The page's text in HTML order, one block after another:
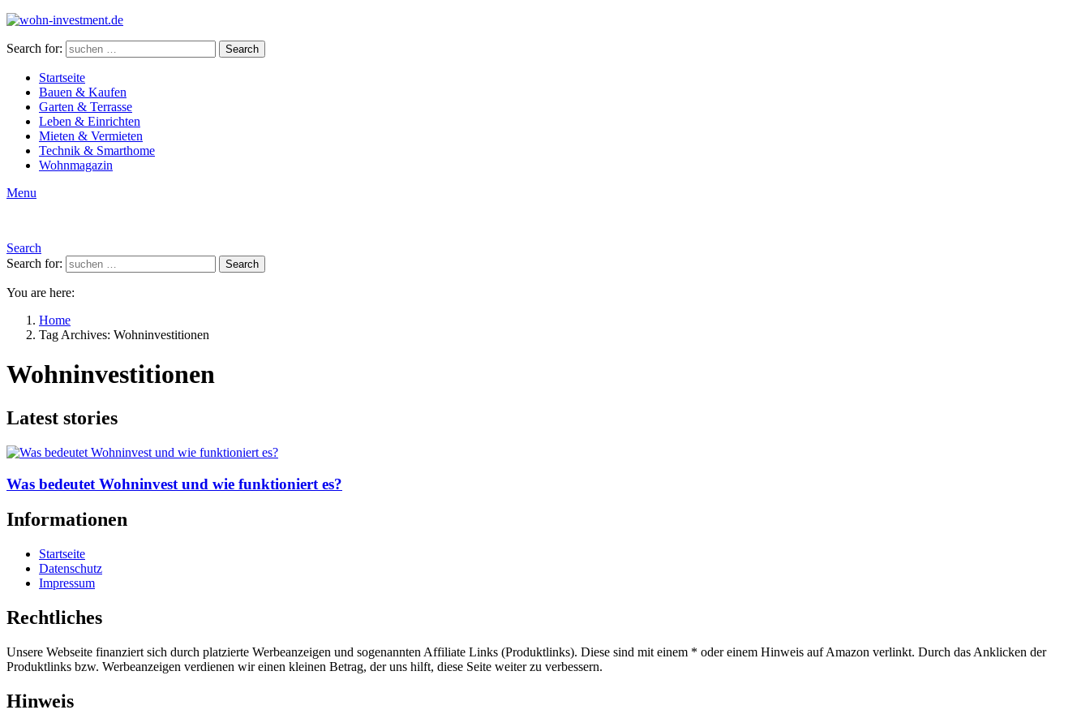
Search for: Search
Startseite
Bauen & Kaufen
Garten & Terrasse
Leben & Einrichten
Mieten & Vermieten
Technik & Smarthome
Wohnmagazin
Menu
Search
Search for:
Search
You are here:
Home
Tag Archives: Wohninvestitionen
Wohninvestitionen
Latest stories
Was bedeutet Wohninvest und wie funktioniert es?
Informationen
Startseite
Datenschutz
Impressum
Rechtliches
Unsere Webseite finanziert sich durch platzierte Werbeanzeigen und sogenannten Affiliate Links (Produktlinks). Diese sind mit einem * oder einem Hinweis auf Amazon verlinkt. Durch das Anklicken der
Produktlinks bzw. Werbeanzeigen verdienen wir einen kleinen Betrag, der uns hilft, diese Seite weiter zu verbessern.
Hinweis